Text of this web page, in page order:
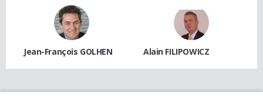
Jean-François GOLHEN Alain FILIPOWICZ